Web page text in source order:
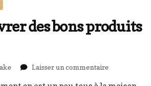
des bons produits
Laisser un commentaire